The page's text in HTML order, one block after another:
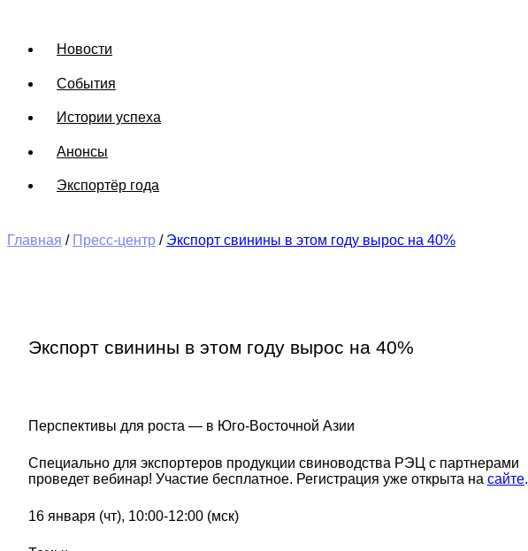
Новости
События
Истории успеха
Анонсы
Экспортёр года
Главная / Пресс-центр / Экспорт свинины в этом году вырос на 40%
Экспорт свинины в этом году вырос на 40%
Перспективы для роста — в Юго-Восточной Азии
Специально для экспортеров продукции свиноводства РЭЦ с партнерами
проведет вебинар! Участие бесплатное. Регистрация уже открыта на сайте.
16 января (чт), 10:00-12:00 (мск)